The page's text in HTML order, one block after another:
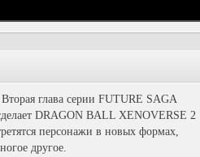
глава серии FUTURE SAGA
DRAGON BALL XENOVERSE 2
персонажи в новых формах,
другое.